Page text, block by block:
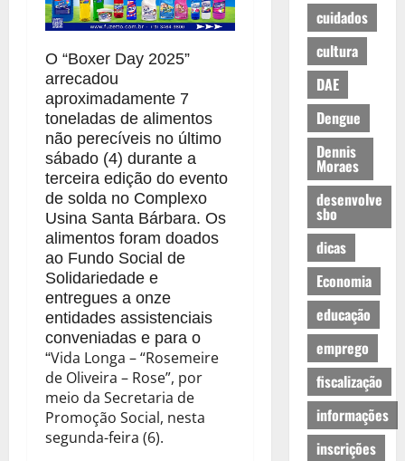
O “Boxer Day 2025”
arrecadou
aproximadamente 7
toneladas de alimentos
não perecíveis no último
sábado (4) durante a
terceira edição do evento
de solda no Complexo
Usina Santa Bárbara. Os
alimentos foram doados
ao Fundo Social de
Solidariedade e
entregues a onze
entidades assistenciais
conveniadas e para o
“Vida Longa – “Rosemeire
de Oliveira – Rose”, por
meio da Secretaria de
Promoção Social, nesta
segunda-feira (6).
cuidados
cultura
DAE
Dengue
Dennis
Moraes
desenvolve
sbo
dicas
Economia
educação
emprego
fiscalização
informações
inscrições